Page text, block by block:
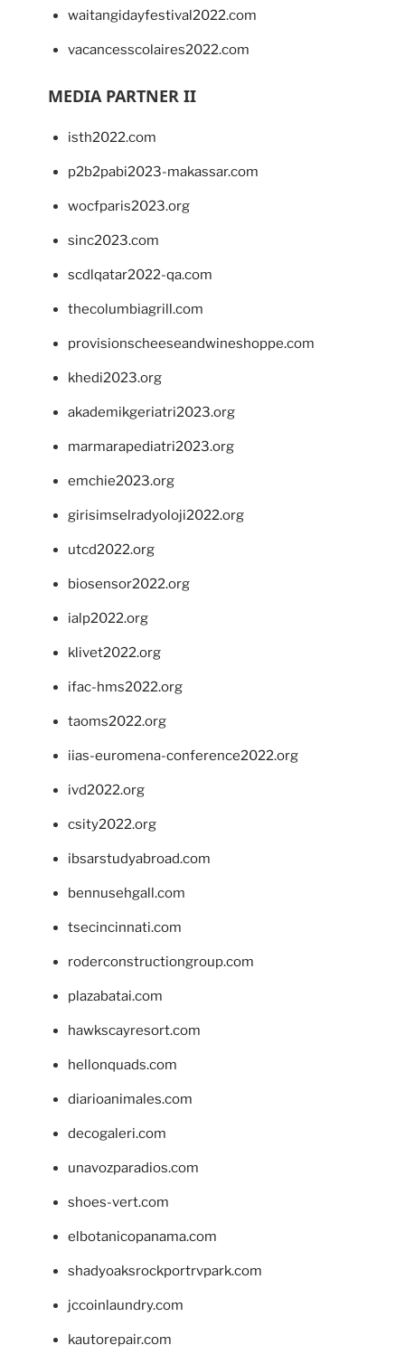
waitangidayfestival2022.com
vacancesscolaires2022.com
MEDIA PARTNER II
isth2022.com
p2b2pabi2023-makassar.com
wocfparis2023.org
sinc2023.com
scdlqatar2022-qa.com
thecolumbiagrill.com
provisionscheeseandwineshoppe.com
khedi2023.org
akademikgeriatri2023.org
marmarapediatri2023.org
emchie2023.org
girisimselradyoloji2022.org
utcd2022.org
biosensor2022.org
ialp2022.org
klivet2022.org
ifac-hms2022.org
taoms2022.org
iias-euromena-conference2022.org
ivd2022.org
csity2022.org
ibsarstudyabroad.com
bennusehgall.com
tsecincinnati.com
roderconstructiongroup.com
plazabatai.com
hawkscayresort.com
hellonquads.com
diarioanimales.com
decogaleri.com
unavozparadios.com
shoes-vert.com
elbotanicopanama.com
shadyoaksrockportrvpark.com
jccoinlaundry.com
kautorepair.com